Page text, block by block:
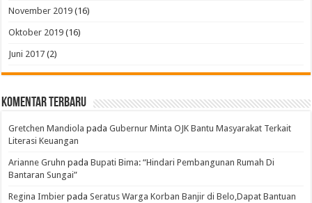
November 2019 (16)
Oktober 2019 (16)
Juni 2017 (2)
Komentar Terbaru
Gretchen Mandiola padaGubernur Minta OJK Bantu Masyarakat Terkait
Literasi Keuangan
Arianne Gruhn padaBupati Bima: “Hindari Pembangunan Rumah Di
Bantaran Sungai”
Regina Imbier padaSeratus Warga Korban Banjir di Belo,Dapat Bantuan